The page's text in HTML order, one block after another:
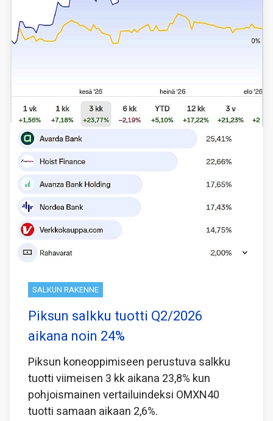
SALKUN RAKENNE
Piksun salkku tuotti Q2/2026
aikana noin 24%
Piksun koneoppimiseen perustuva salkku
tuotti viimeisen 3 kk aikana 23,8% kun
pohjoismainen vertailuindeksi OMXN40
tuotti samaan aikaan 2,6%.